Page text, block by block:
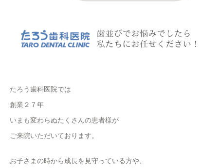
たろう歯科医院では
創業２７年
いまも変わらぬたくさんの患者様が
ご来院いただいております。
お子さまの時から成長を見守っている方や、